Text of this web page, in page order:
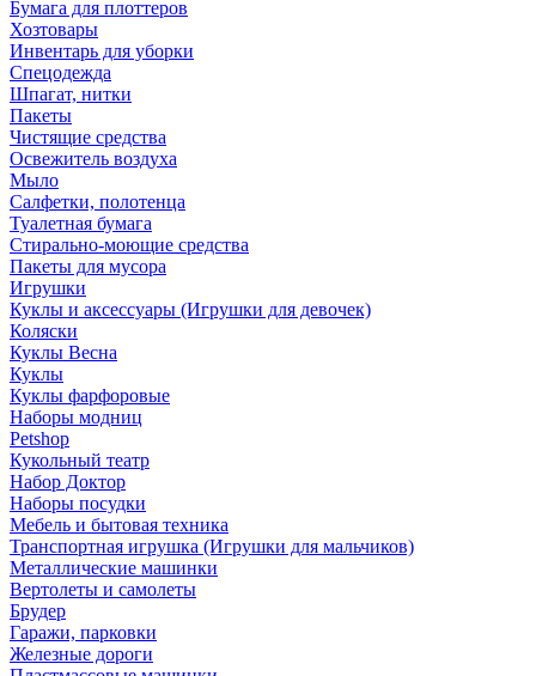
Бумага для плоттеров
Хозтовары
Инвентарь для уборки
Спецодежда
Шпагат, нитки
Пакеты
Чистящие средства
Освежитель воздуха
Мыло
Салфетки, полотенца
Туалетная бумага
Стирально-моющие средства
Пакеты для мусора
Игрушки
Куклы и аксессуары (Игрушки для девочек)
Коляски
Куклы Весна
Куклы
Куклы фарфоровые
Наборы модниц
Petshop
Кукольный театр
Набор Доктор
Наборы посудки
Мебель и бытовая техника
Транспортная игрушка (Игрушки для мальчиков)
Металлические машинки
Вертолеты и самолеты
Брудер
Гаражи, парковки
Железные дороги